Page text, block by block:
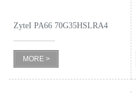
ZyteI PA66 70G35HSLRA4
BK267
MORE >